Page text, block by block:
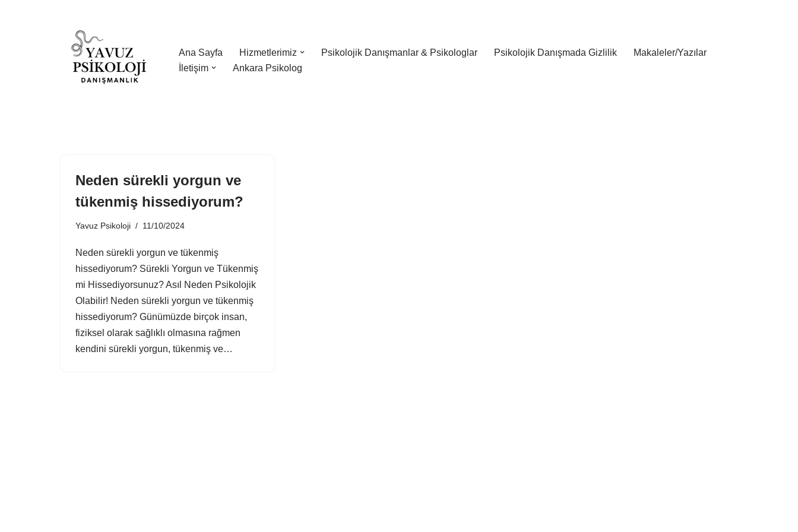
Ana Sayfa Hizmetlerimiz Psikolojik Danışmanlar & Psikologlar Psikolojik Danışmada Gizlilik
Makaleler/Yazılar
İletişim
Ankara Psikolog
Neden sürekli yorgun ve
tükenmiş hissediyorum?
Yavuz Psikoloji 11/10/2024
Neden sürekli yorgun ve tükenmiş
hissediyorum? Sürekli Yorgun ve Tükenmiş
mi Hissediyorsunuz? Asıl Neden Psikolojik
Olabilir! Neden sürekli yorgun ve tükenmiş
hissediyorum? Günümüzde birçok insan,
fiziksel olarak sağlıklı olmasına rağmen
kendini sürekli yorgun, tükenmiş ve…